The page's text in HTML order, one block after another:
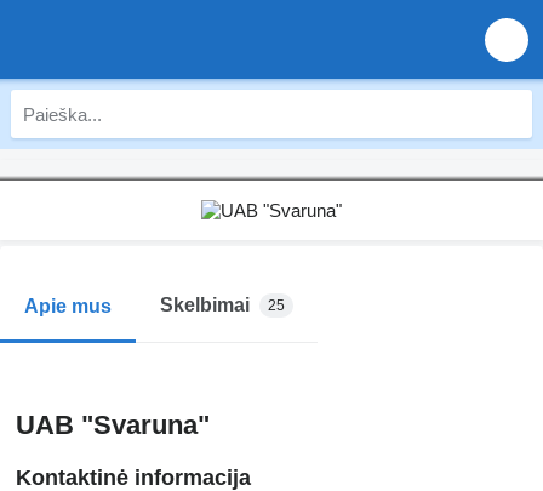
Apie mus Skelbimai 25
UAB "Svaruna"
Kontaktinė informacija